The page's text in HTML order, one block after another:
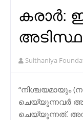
കരാർ:
Sulthaniya
“നിശ്ചയമായും
ചെയ്യുന്നവർ
ചെയ്യുന്നത്.